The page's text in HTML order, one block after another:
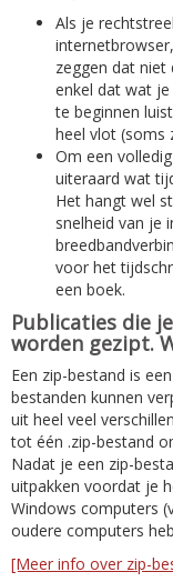
Als je
zeggen dat niet
enkel dat wat
te beginnen
heel vlot (soms
Om een
uiteraard wat
Het hangt wel
snelheid van je
voor het
een boek.
Publicaties die
worden gezipt.
Een zip-bestand is
bestanden kunnen
uit heel veel
tot één .zip-bestand
Nadat je een zip-
uitpakken voordat je
Windows computers
oudere computers
[Meer info over zip-